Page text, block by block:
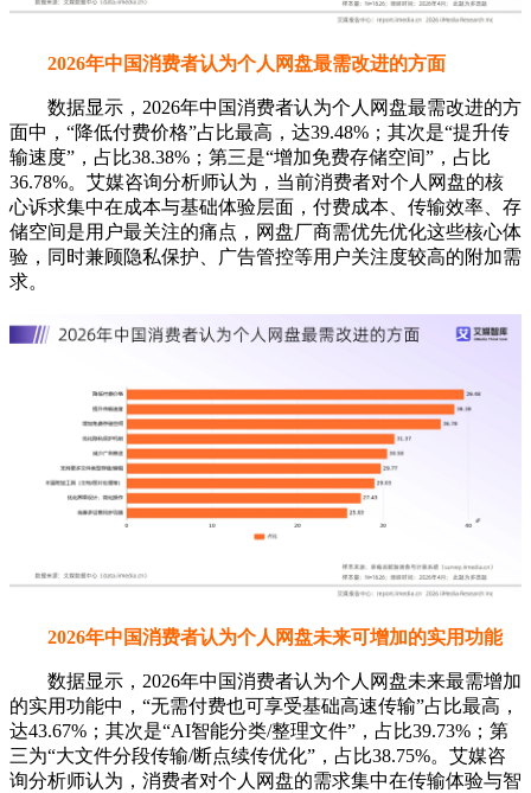
2026年中国消费者认为个人网盘最需改进的方面
数据显示，2026年中国消费者认为个人网盘最需改进的方
面中，“降低付费价格”占比最高，达39.48%；其次是“提升传
输速度”，占比38.38%；第三是“增加免费存储空间”，占比
36.78%。艾媒咨询分析师认为，当前消费者对个人网盘的核
心诉求集中在成本与基础体验层面，付费成本、传输效率、存
储空间是用户最关注的痛点，网盘厂商需优先优化这些核心体
验，同时兼顾隐私保护、广告管控等用户关注度较高的附加需
求。
2026年中国消费者认为个人网盘未来可增加的实用功能
数据显示，2026年中国消费者认为个人网盘未来最需增加
的实用功能中，“无需付费也可享受基础高速传输”占比最高，
达43.67%；其次是“AI智能分类/整理文件”，占比39.73%；第
三为“大文件分段传输/断点续传优化”，占比38.75%。艾媒咨
询分析师认为，消费者对个人网盘的需求集中在传输体验与智